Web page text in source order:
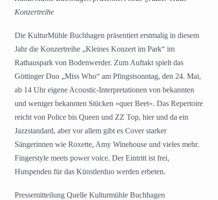
Konzertreihe
Die KulturMühle Buchhagen präsentiert erstmalig in diesem
Jahr die Konzertreihe „Kleines Konzert im Park“ im
Rathauspark von Bodenwerder. Zum Auftakt spielt das
Göttinger Duo „Miss Who“ am Pfingstsonntag, den 24. Mai,
ab 14 Uhr eigene Acoustic-Interpretationen von bekannten
und weniger bekannten Stücken »quer Beet«. Das Repertoire
reicht von Police bis Queen und ZZ Top, hier und da ein
Jazzstandard, aber vor allem gibt es Cover starker
Sängerinnen wie Roxette, Amy Winehouse und vieles mehr.
Fingerstyle meets power voice. Der Eintritt ist frei,
Hutspenden für das Künstlerduo werden erbeten.
Pressemitteilung Quelle Kulturmühle Buchhagen